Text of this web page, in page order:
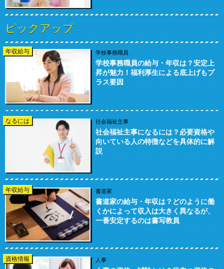
ピックアップ
年収給与 学校事務職員
学校事務職員の給与・年収は？安定上
昇が魅力！福利厚生による底上げもプ
ラス要因
なるには 社会福祉主事
社会福祉主事になるには？必要資格や
向いている人の特徴などを具体的に解
説
年収給与 書道家
書道家の給与・年収は？どのように働
くかによって収入は大きく異なるが、
一番安定するのは書写教員
資格情報 人事